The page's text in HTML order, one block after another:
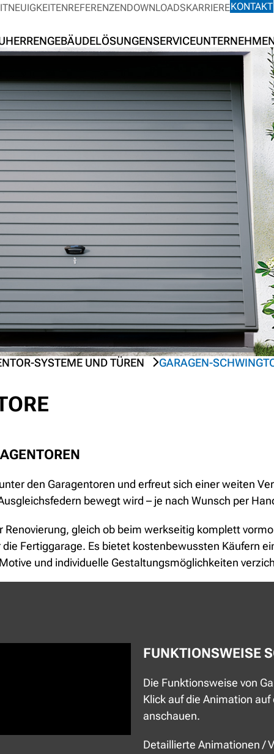
GEBÄUDELÖSUNGENSERVICE
NEUIGKEITENREFERENZENDOWNLOADSKARRIEREKONTAKT
SYSTEME UND TÜREN GARAGEN-
den Garagentoren und erfreut sich einer weiten
bewegt wird – je nach Wunsch per
Renovierung, gleich ob beim werkseitig komplett
Fertiggarage. Es bietet kostenbewussten Käufern
und individuelle Gestaltungsmöglichkeiten
FUNKTIONSWEISE
Die Funktionsweise von
Klick auf die Animation
anschauen.
Detaillierte Animationen /